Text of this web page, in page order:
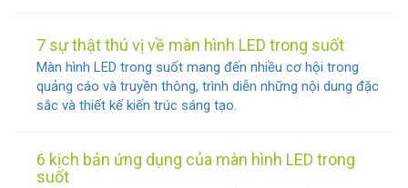
Liên
7 sự thật thú vị về màn hình LED trong suốt
Màn hình LED trong suốt mang đến nhiều cơ hội trong
quảng cáo và truyền thông, trình diễn những nội dung đặc
sắc và thiết kế kiến ​​trúc sáng tạo.
6 kịch bản ứng dụng của màn hình LED trong
suốt